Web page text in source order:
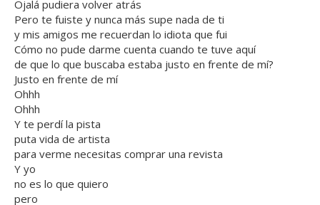
Ojalá pudiera volver atrás
Pero te fuiste y nunca más supe nada de ti
y mis amigos me recuerdan lo idiota que fui
Cómo no pude darme cuenta cuando te tuve aquí
de que lo que buscaba estaba justo en frente de mí?
Justo en frente de mí
Ohhh
Ohhh
Y te perdí la pista
puta vida de artista
para verme necesitas comprar una revista
Y yo
no es lo que quiero
pero